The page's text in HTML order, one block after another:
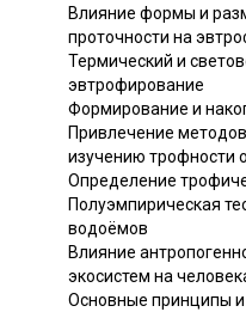
Влияние формы и
проточности на
Термический и
эвтрофирование
Формирование и
Привлечение
изучению трофности
Определение
Полуэмпирическая
водоёмов
Влияние
экосистем на
Основные принципы и